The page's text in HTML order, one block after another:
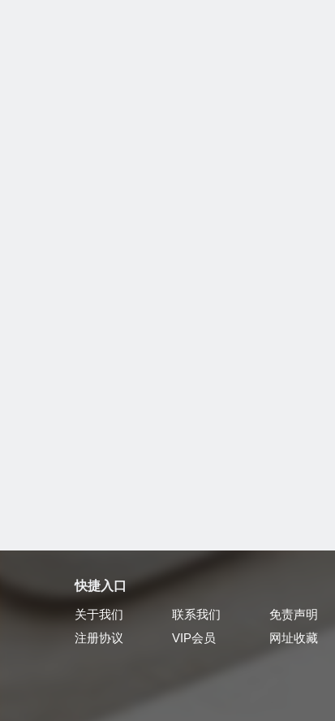
快捷入口
关于我们 联系我们
免责声明
注册协议
VIP会员 网址收藏